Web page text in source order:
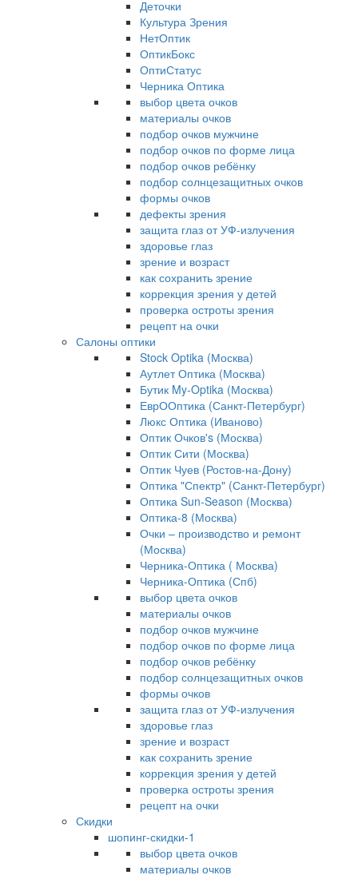
Деточки
Культура Зрения
НетОптик
ОптикБокс
ОптиСтатус
Черника Оптика
выбор цвета очков
материалы очков
подбор очков мужчине
подбор очков по форме лица
подбор очков ребёнку
подбор солнцезащитных очков
формы очков
дефекты зрения
защита глаз от УФ-излучения
здоровье глаз
зрение и возраст
как сохранить зрение
коррекция зрения у детей
проверка остроты зрения
рецепт на очки
Салоны оптики
Stock Optika (Москва)
Аутлет Оптика (Москва)
Бутик My-Optika (Москва)
ЕврООптика (Санкт-Петербург)
Люкс Оптика (Иваново)
Оптик Очков's (Москва)
Оптик Сити (Москва)
Оптик Чуев (Ростов-на-Дону)
Оптика "Спектр" (Санкт-Петербург)
Оптика Sun-Season (Москва)
Оптика-8 (Москва)
Очки – производство и ремонт
(Москва)
Черника-Оптика ( Москва)
Черника-Оптика (Спб)
выбор цвета очков
материалы очков
подбор очков мужчине
подбор очков по форме лица
подбор очков ребёнку
подбор солнцезащитных очков
формы очков
защита глаз от УФ-излучения
здоровье глаз
зрение и возраст
как сохранить зрение
коррекция зрения у детей
проверка остроты зрения
рецепт на очки
Скидки
шопинг-скидки-1
выбор цвета очков
материалы очков